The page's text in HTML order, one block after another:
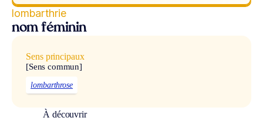
lombarthrie
nom féminin
Sens principaux
[Sens commun]
lombarthrose
À découvrir